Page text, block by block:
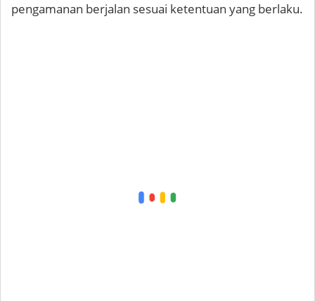
pengamanan berjalan sesuai ketentuan yang berlaku.